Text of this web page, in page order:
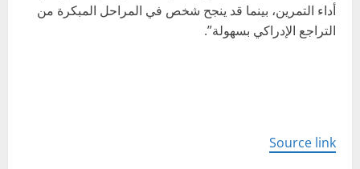
أداء التمرين، بينما قد ينجح شخص في المراحل المبكرة من
التراجع الإدراكي بسهولة”.
Source link